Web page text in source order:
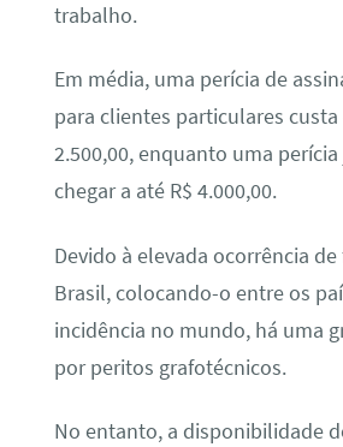
trabalho.
Em média, uma perícia de
para clientes particulares custa
2.500,00, enquanto uma
chegar a até R$ 4.000,00.
Devido à elevada ocorrência
Brasil, colocando-o entre os
incidência no mundo, há uma
por peritos grafotécnicos.
No entanto, a disponibilidade